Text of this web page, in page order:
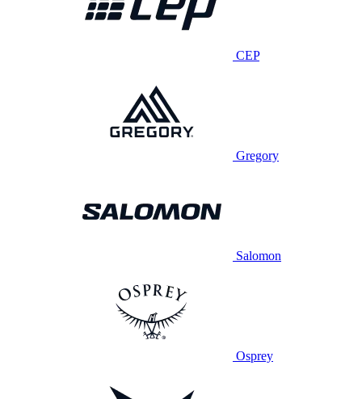
CEP
Gregory
Salomon
Osprey